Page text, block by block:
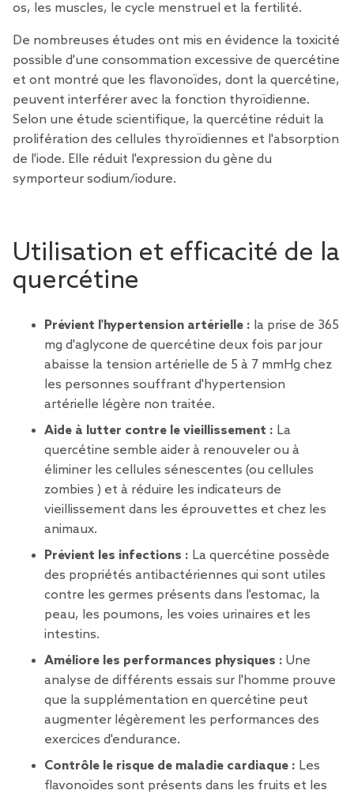
os, les muscles, le cycle menstruel et la fertilité.
De nombreuses études ont mis en évidence la toxicité
possible d'une consommation excessive de quercétine
et ont montré que les flavonoïdes, dont la quercétine,
peuvent interférer avec la fonction thyroïdienne.
Selon une étude scientifique, la quercétine réduit la
prolifération des cellules thyroïdiennes et l'absorption
de l'iode. Elle réduit l'expression du gène du
symporteur sodium/iodure.
Utilisation et efficacité de la
quercétine
Prévient l'hypertension artérielle : la prise de 365
mg d'aglycone de quercétine deux fois par jour
abaisse la tension artérielle de 5 à 7 mmHg chez
les personnes souffrant d'hypertension
artérielle légère non traitée.
Aide à lutter contre le vieillissement : La
quercétine semble aider à renouveler ou à
éliminer les cellules sénescentes (ou cellules
zombies ) et à réduire les indicateurs de
vieillissement dans les éprouvettes et chez les
animaux.
Prévient les infections : La quercétine possède
des propriétés antibactériennes qui sont utiles
contre les germes présents dans l'estomac, la
peau, les poumons, les voies urinaires et les
intestins.
Améliore les performances physiques : Une
analyse de différents essais sur l'homme prouve
que la supplémentation en quercétine peut
augmenter légèrement les performances des
exercices d'endurance.
Contrôle le risque de maladie cardiaque : Les
flavonoïdes sont présents dans les fruits et les